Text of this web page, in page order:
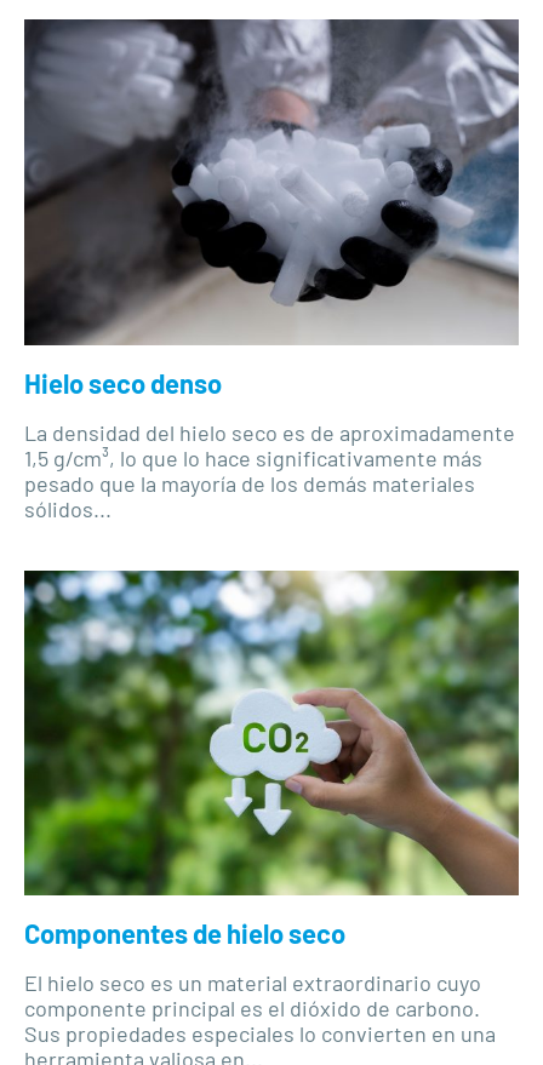
Hielo seco denso
La densidad del hielo seco es de aproximadamente
1,5 g/cm³, lo que lo hace significativamente más
pesado que la mayoría de los demás materiales
sólidos...
Componentes de hielo seco
El hielo seco es un material extraordinario cuyo
componente principal es el dióxido de carbono.
Sus propiedades especiales lo convierten en una
herramienta valiosa en...